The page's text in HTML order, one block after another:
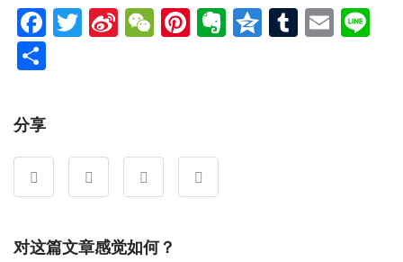
Facebook
Twitter
Sina
Weibo
WeChat
Pinterest
Evernote
Qzone
Tumblr
分享
对这篇文章感觉如何？